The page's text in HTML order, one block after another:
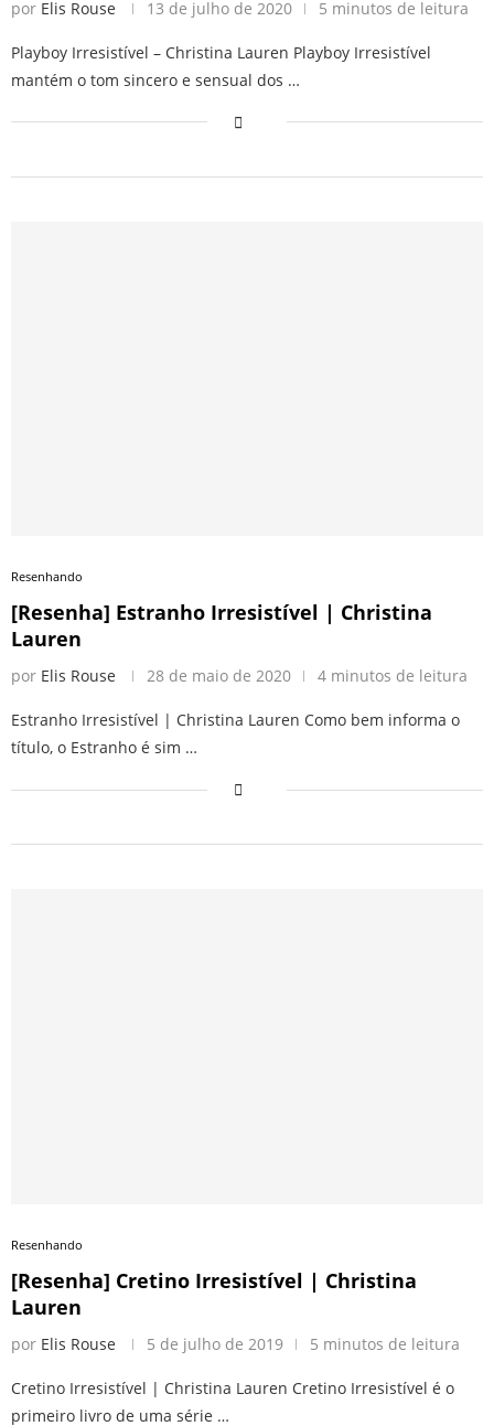
por Elis Rouse 13 de julho de 2020 5 minutos de leitura
Playboy Irresistível – Christina Lauren Playboy Irresistível
mantém o tom sincero e sensual dos …
Resenhando
[Resenha] Estranho Irresistível | Christina
Lauren
por Elis Rouse 28 de maio de 2020 4 minutos de leitura
Estranho Irresistível | Christina Lauren Como bem informa o
título, o Estranho é sim …
Resenhando
[Resenha] Cretino Irresistível | Christina
Lauren
por Elis Rouse 5 de julho de 2019 5 minutos de leitura
Cretino Irresistível | Christina Lauren Cretino Irresistível é o
primeiro livro de uma série …